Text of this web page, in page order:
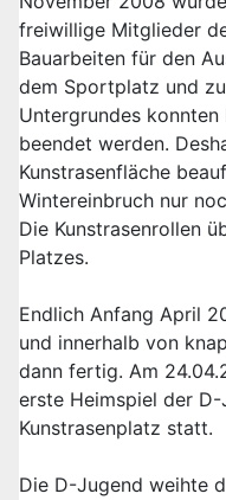
freiwillige Mitglieder
Bauarbeiten für den
dem Sportplatz und
Untergrundes
beendet werden.
Kunstrasenfläche
Wintereinbruch nur
Die Kunstrasenrollen
Platzes.
Endlich Anfang April
und innerhalb von
dann fertig. Am
erste Heimspiel der
Kunstrasenplatz statt.
Die D-Jugend weihte